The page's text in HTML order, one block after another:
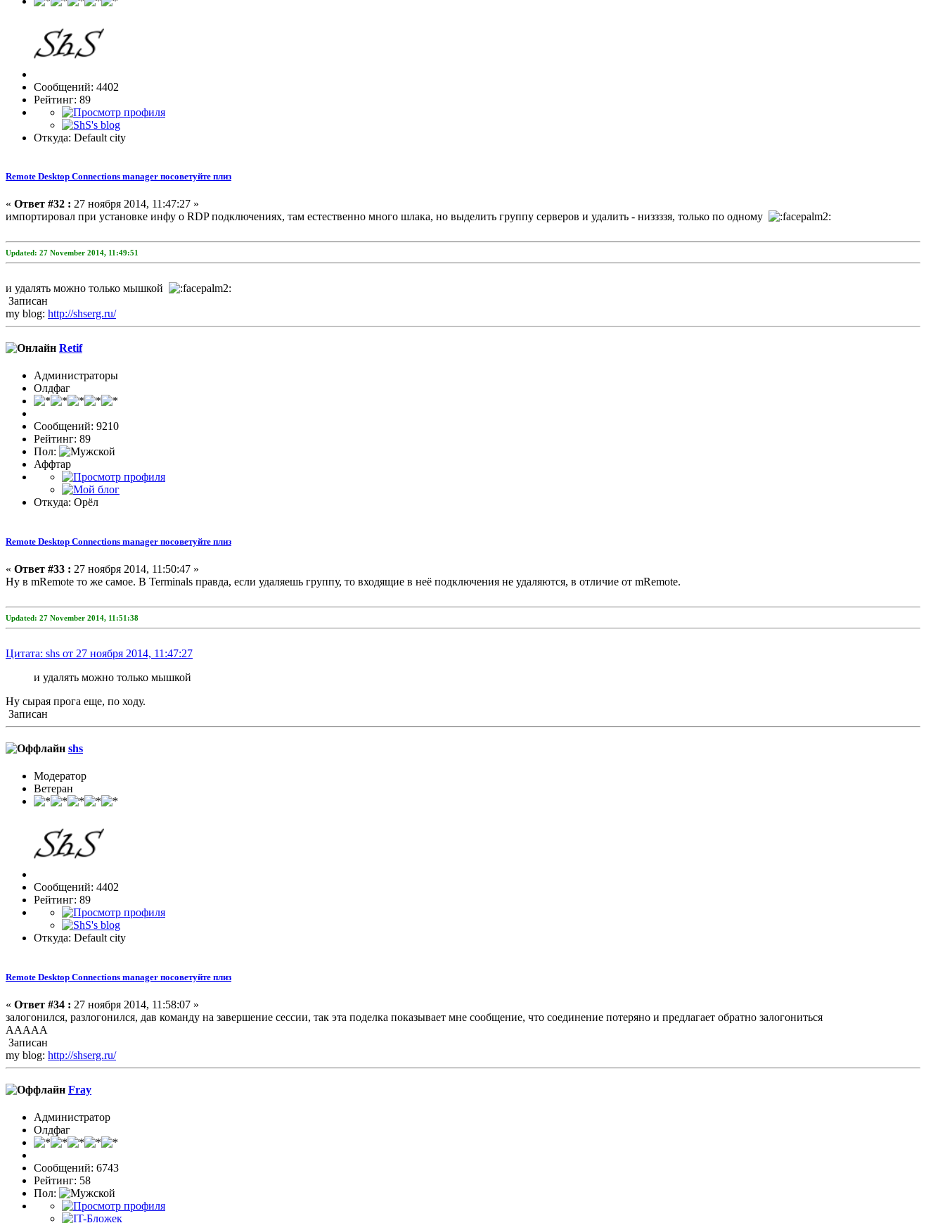
Сообщений: 4402
Рейтинг: 89
Откуда: Default city
Remote Desktop Connections manager посоветуйте плиз
« Ответ #32 : 27 ноября 2014, 11:47:27 »
импортировал при установке инфу о RDP подключениях, там естественно много шлака, но выделить группу серверов и удалить - низзззя, только по одному
Updated: 27 November 2014, 11:49:51
и удалять можно только мышкой
Записан
my blog: http://shserg.ru/
Retif
Администраторы
Олдфаг
Сообщений: 9210
Рейтинг: 89
Пол:
Аффтар
Откуда: Орёл
Remote Desktop Connections manager посоветуйте плиз
« Ответ #33 : 27 ноября 2014, 11:50:47 »
Ну в mRemote то же самое. В Terminals правда, если удаляешь группу, то входящие в неё подключения не удаляются, в отличие от mRemote.
Updated: 27 November 2014, 11:51:38
Цитата: shs от 27 ноября 2014, 11:47:27
и удалять можно только мышкой
Ну сырая прога еще, по ходу.
Записан
shs
Модератор
Ветеран
Сообщений: 4402
Рейтинг: 89
Откуда: Default city
Remote Desktop Connections manager посоветуйте плиз
« Ответ #34 : 27 ноября 2014, 11:58:07 »
залогонился, разлогонился, дав команду на завершение сессии, так эта поделка показывает мне сообщение, что соединение потеряно и предлагает обратно залогониться
ААААА
Записан
my blog: http://shserg.ru/
Fray
Администратор
Олдфаг
Сообщений: 6743
Рейтинг: 58
Пол: